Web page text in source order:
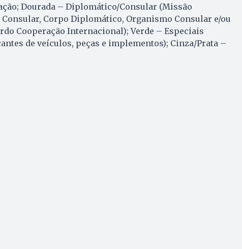
Dourada – Diplomático/Consular (Missão
Corpo Diplomático, Organismo Consular e/ou
Cooperação Internacional); Verde – Especiais
de veículos, peças e implementos); Cinza/Prata –